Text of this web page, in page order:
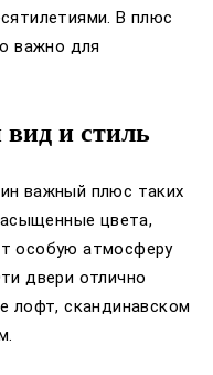
В плюс
важно для
и стиль
важный плюс таких
цвета,
особую атмосферу
двери отлично
лофт, скандинавском